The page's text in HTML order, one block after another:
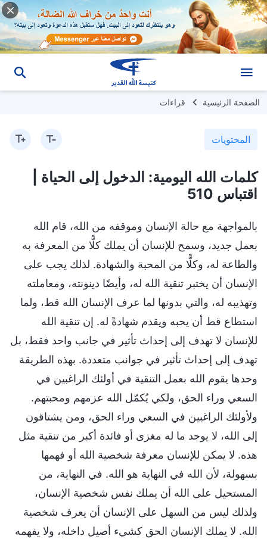
الصفحة الرئيسية قراءات
المحتويات
كلمات الله اليومية: الدخول إلى الحياة |
اقتباس 510
بالمواجهة مع حالة الإنسان وموقفه من الله، قام الله
بعمل جديد، وسمح للإنسان أن يملك كلًّا من المعرفة به
والطاعة له، وكلًّا من المحبة والشهادة. لذلك يجب على
الإنسان أن يختبر تنقية الله له، وأيضًا دينونته، ومعاملته
وتهذيبه له، والتي بدونها لما عرف الإنسان الله قط، ولما
استطاع قط أن يحبه ويقدم شهادةً له. إن تنقية الله
للإنسان لا تهدف إلى إحداث تأثير في جانب واحد فقط، بل
تهدف إلى إحداث تأثير في جوانب متعددة. بهذه الطريقة
وحدها يقوم الله بعمل التنقية في أولئك الراغبين في
السعي وراء الحق، ولكي يُكمّل الله عزمهم ومحبتهم.
ولأولئك الراغبين في السعي وراء الحق، ومن يشتاقون
إلى الله، لا يوجد ما له مغزى أو فائدة أكبر من تنقية مثل
هذه. لا يمكن للإنسان معرفة شخصية الله أو فهمها
بسهولة، لأن الله في النهاية هو الله. في النهاية، من
المستحيل على الله أن يملك نفس شخصية الإنسان،
ولذلك ليس من السهل على الإنسان أن يعرف شخصية
الله. لا يملك الإنسان الحق كشيء أصيل داخله، ولا يفهمه